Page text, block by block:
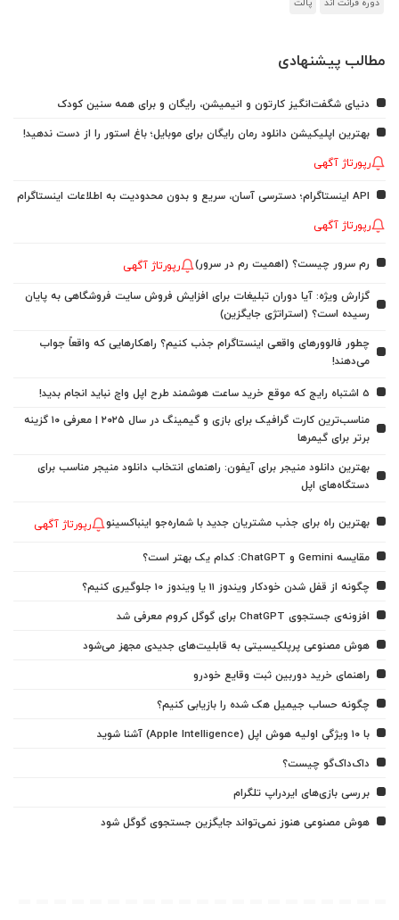
دوره فرانت اند پالت
مطالب پیشنهادی
دنیای شگفت‌انگیز کارتون و انیمیشن، رایگان و برای همه سنین کودک
بهترین اپلیکیشن دانلود رمان رایگان برای موبایل؛ باغ استور را از دست ندهید!
رپورتاژ آگهی
API اینستاگرام؛ دسترسی آسان، سریع و بدون محدودیت به اطلاعات اینستاگرام
رپورتاژ آگهی
رم سرور چیست؟ (اهمیت رم در سرور) رپورتاژ آگهی
گزارش ویژه: آیا دوران تبلیغات برای افزایش فروش سایت فروشگاهی به پایان
رسیده است؟ (استراتژی جایگزین)
چطور فالوورهای واقعی اینستاگرام جذب کنیم؟ راهکارهایی که واقعاً جواب
می‌دهند!
5 اشتباه رایج که موقع خرید ساعت هوشمند طرح اپل واچ نباید انجام بدید!
مناسب‌ترین کارت گرافیک برای بازی و گیمینگ در سال ۲۰۲۵ | معرفی ۱۰ گزینه
برتر برای گیمرها
بهترین دانلود منیجر برای آیفون: راهنمای انتخاب دانلود منیجر مناسب برای
دستگاه‌های اپل
بهترین راه برای جذب مشتریان جدید با شماره‌جو اینباکسینو رپورتاژ آگهی
مقایسه Gemini و ChatGPT: کدام یک بهتر است؟
چگونه از قفل شدن خودکار ویندوز 11 یا ویندوز 10 جلوگیری کنیم؟
افزونه‌ی جستجوی ChatGPT برای گوگل کروم معرفی شد
هوش مصنوعی پرپلکیسیتی به قابلیت‌های جدیدی مجهز می‌شود
راهنمای خرید دوربین ثبت وقایع خودرو
چگونه حساب جیمیل هک شده را بازیابی کنیم؟
با ۱۰ ویژگی اولیه هوش اپل (Apple Intelligence) آشنا شوید
داک‌داک‌گو چیست؟
بررسی بازی‌های ایردراپ تلگرام
هوش مصنوعی هنوز نمی‌تواند جایگزین جستجوی گوگل شود